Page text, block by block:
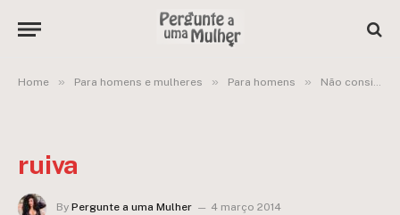
Home » Para homens e mulheres » Para homens » Não consigo reatar meu namoro
ruiva
By Pergunte a uma Mulher
4 março 2014